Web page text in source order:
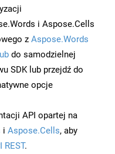
i Aspose.Cells
z Aspose.Words
do samodzielnej
SDK lub przejdź do
opcje
API opartej na
i Aspose.Cells, aby
REST.